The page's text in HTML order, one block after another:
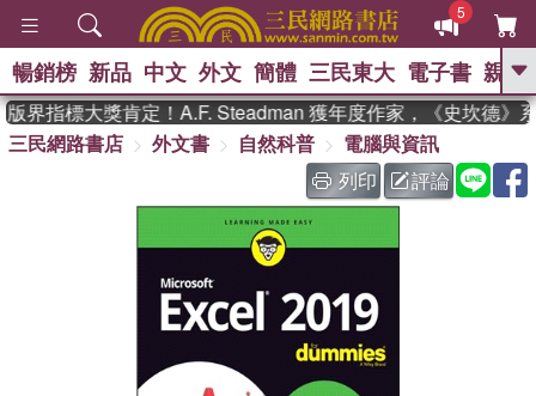
5
GO
熱搜： 東野圭吾 、 The Odyssey
、 如果歷史是一群喵 、 暑期
國際布克獎 臺灣漫遊錄 、 方
念華 、 台灣的李登輝時代
孩：黎曼猜想 、 偉大的迷走神經
暢銷榜 新品 中文 外文 簡體 三民東大 電子書 親子
界指標大獎肯定！A.F. Steadman 獲年度作家，《史坎德》系
三民網路書店
外文書 自然科普
電腦與資訊
列印
評論